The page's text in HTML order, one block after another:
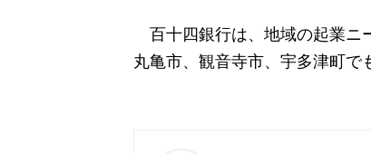
百十四銀行は、地域の起業ニ
丸亀市、観音寺市、宇多津町で